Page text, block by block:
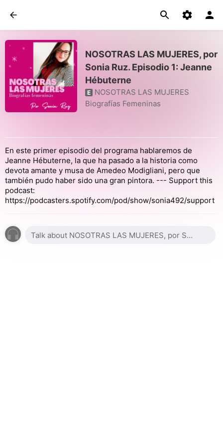
NOSOTRAS LAS MUJERES, por
Sonia Ruz. Episodio 1: Jeanne
Hébuterne
E NOSOTRAS LAS MUJERES
Biografías Femeninas
En este primer episodio del programa hablaremos de
Jeanne Hébuterne, la que ha pasado a la historia como
devota amante y musa de Amedeo Modigliani, pero que
también pudo haber sido una gran pintora. --- Support this
podcast:
https://podcasters.spotify.com/pod/show/sonia492/support